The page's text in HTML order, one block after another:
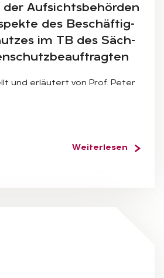
Auf­sichts­be­hör­den
des Be­schäf­tig­
im TB des Säch­
und erläutert von Prof. Peter
Weiterlesen